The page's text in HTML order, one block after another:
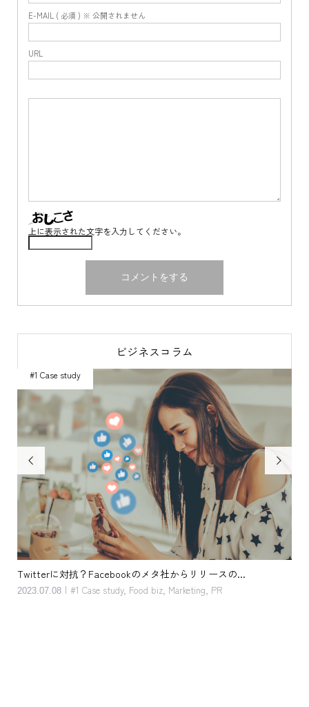
E-MAIL ( 必須 ) ※ 公開されません
URL
上に表示された文字を入力してください。
ビジネスコラム

の... 客単価アップ。キッカケは単純 だけど 奥深い。おし
2023.05.08
